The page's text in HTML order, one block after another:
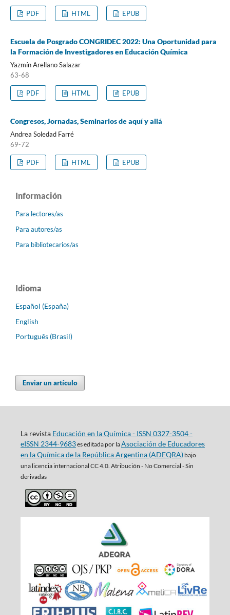
PDF HTML EPUB
Escuela de Posgrado CONGRIDEC 2022: Una Oportunidad para
la Formación de Investigadores en Educación Química
Yazmín Arellano Salazar
63-68
PDF HTML EPUB
Congresos, Jornadas, Seminarios de aquí y allá
Andrea Soledad Farré
69-72
PDF HTML EPUB
Información
Para lectores/as
Para autores/as
Para bibliotecarios/as
Idioma
Español (España)
English
Português (Brasil)
Enviar un artículo
La revista Educación en la Química - ISSN 0327-3504 -
eISSN 2344-9683es editada por laAsociación de Educadores
en la Química de la República Argentina (ADEQRA)bajo
una licencia internacional CC 4.0. Atribución - No Comercial - Sin
derivadas